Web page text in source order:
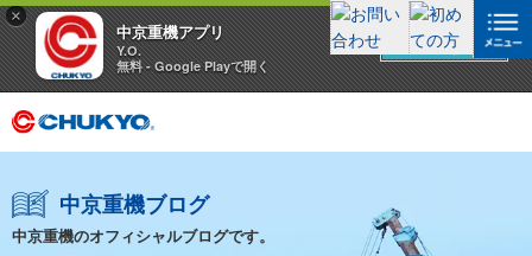
×
中京重機アプリ
Y.O.
無料 - Google Playで開く
アプリを見る
中京重機ブログ
中京重機のオフィシャルブログです。